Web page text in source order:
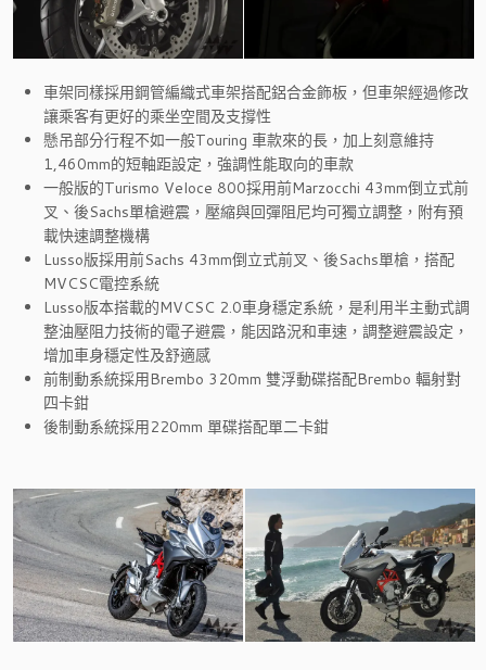
車架同樣採用鋼管編織式車架搭配鋁合金飾板，但車架經過修改
讓乘客有更好的乘坐空間及支撐性
懸吊部分行程不如一般Touring 車款來的長，加上刻意維持
1,460mm的短軸距設定，強調性能取向的車款
一般版的Turismo Veloce 800採用前Marzocchi 43mm倒立式前
叉、後Sachs單槍避震，壓縮與回彈阻尼均可獨立調整，附有預
載快速調整機構
Lusso版採用前Sachs 43mm倒立式前叉、後Sachs單槍，搭配
MVCSC電控系統
Lusso版本搭載的MVCSC 2.0車身穩定系統，是利用半主動式調
整油壓阻力技術的電子避震，能因路況和車速，調整避震設定，
增加車身穩定性及舒適感
前制動系統採用Brembo 320mm 雙浮動碟搭配Brembo 輻射對
四卡鉗
後制動系統採用220mm 單碟搭配單二卡鉗